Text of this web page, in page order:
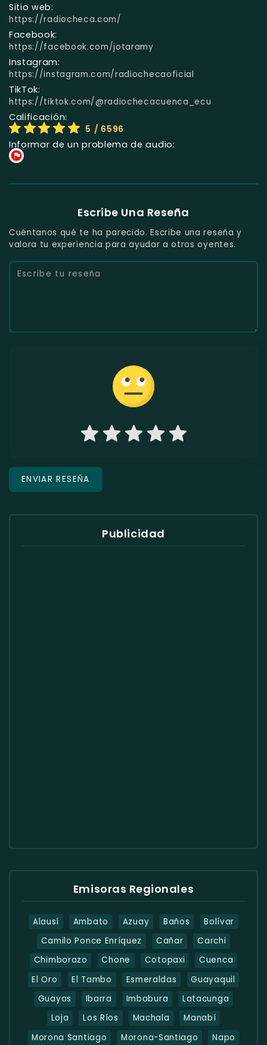
Sitio web:
https://radiocheca.com/
Facebook:
https://facebook.com/jotaramy
Instagram:
https://instagram.com/radiochecaoficial
TikTok:
https://tiktok.com/@radiochecacuenca_ecu
Calificación:
5 / 6596
Informar de un problema de audio:
Escribe Una Reseña
Cuéntanos qué te ha parecido. Escribe una reseña y
valora tu experiencia para ayudar a otros oyentes.
Publicidad
Emisoras Regionales
Alausí Ambato Azuay Baños
Bolívar
Camilo Ponce Enríquez
Cañar
Carchi
Chimborazo
Chone Cotopaxi
Cuenca
El Oro
El Tambo Esmeraldas
Guayaquil
Guayas
Ibarra Imbabura
Latacunga
Loja
Los Ríos Machala
Manabí
Morona Santiago
Morona-Santiago Napo